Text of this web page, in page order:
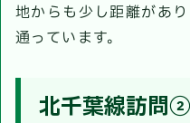
地からも少し距離があ
通っています。
北千葉線訪問